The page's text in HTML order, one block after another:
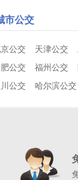
市公交
公交 天津公交
公交
福州公交
公交
哈尔滨公交